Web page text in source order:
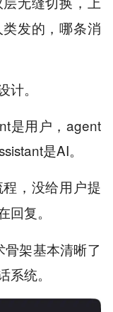
发的，哪条消
。
是用户，agent
是AI。
， 没给用户提
回复。
架基本清晰了
系统。